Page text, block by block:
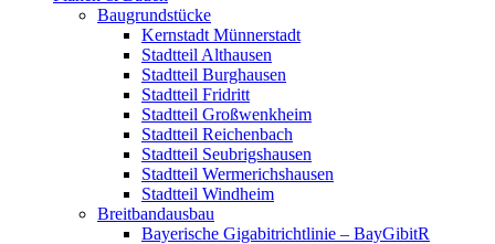
Baugrundstücke
Kernstadt Münnerstadt
Stadtteil Althausen
Stadtteil Burghausen
Stadtteil Fridritt
Stadtteil Großwenkheim
Stadtteil Reichenbach
Stadtteil Seubrigshausen
Stadtteil Wermerichshausen
Stadtteil Windheim
Breitbandausbau
Bayerische Gigabitrichtlinie – BayGibitR